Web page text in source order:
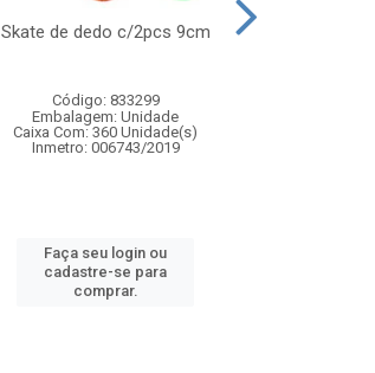
Skate de dedo c/2pcs 9cm
Código: 833299
Embalagem: Unidade
Caixa Com: 360 Unidade(s)
Inmetro: 006743/2019
Faça seu login ou
cadastre-se para
comprar.